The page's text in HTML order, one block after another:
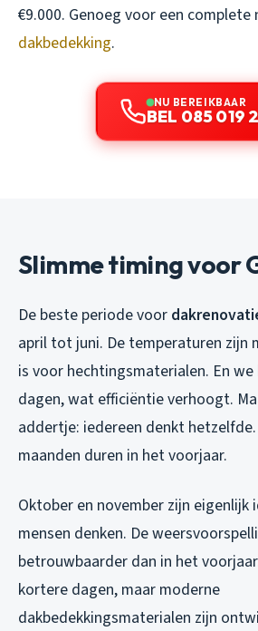
€9.000. Genoeg voor een complete
dakbedekking.
NU BEREIKBAAR
BEL 085 019
Slimme timing voor
De beste periode voor
april tot juni. De temperaturen zijn
is voor hechtingsmaterialen. En
dagen, wat efficiëntie verhoogt.
addertje: iedereen denkt
maanden duren in het voorjaar.
Oktober en november zijn eigenlijk
mensen denken. De
betrouwbaarder dan in het
kortere dagen, maar moderne
dakbedekkingsmaterialen zijn